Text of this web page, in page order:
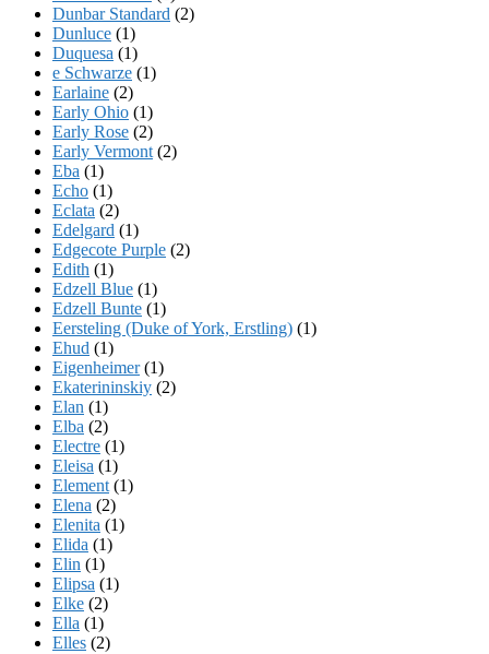
Dunbar Standard (2)
Dunluce (1)
Duquesa (1)
e Schwarze (1)
Earlaine (2)
Early Ohio (1)
Early Rose (2)
Early Vermont (2)
Eba (1)
Echo (1)
Eclata (2)
Edelgard (1)
Edgecote Purple (2)
Edith (1)
Edzell Blue (1)
Edzell Bunte (1)
Eersteling (Duke of York, Erstling) (1)
Ehud (1)
Eigenheimer(1)
Ekaterininskiy (2)
Elan (1)
Elba (2)
Electre (1)
Eleisa (1)
Element (1)
Elena (2)
Elenita (1)
Elida (1)
Elin (1)
Elipsa (1)
Elke (2)
Ella (1)
Elles (2)